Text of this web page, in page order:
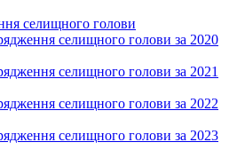
селищного голови
селищного голови за 2020
селищного голови за 2021
селищного голови за 2022
селищного голови за 2023